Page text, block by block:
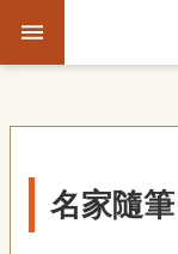
跳到主要內容區塊
尋
名家隨筆